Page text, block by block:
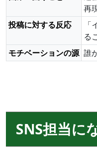
再
投稿に対する反応
る
モチベーションの源 誰
SNS担当に